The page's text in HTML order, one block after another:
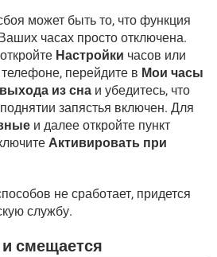
может быть то, что функция
часах просто отключена.
Настройки часов или
перейдите в Мои часы
из сна и убедитесь, что
запястья включен. Для
и далее откройте пункт
Активировать при
не сработает, придется
службу.
и смещается